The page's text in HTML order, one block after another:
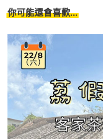
你可能還會喜歡...